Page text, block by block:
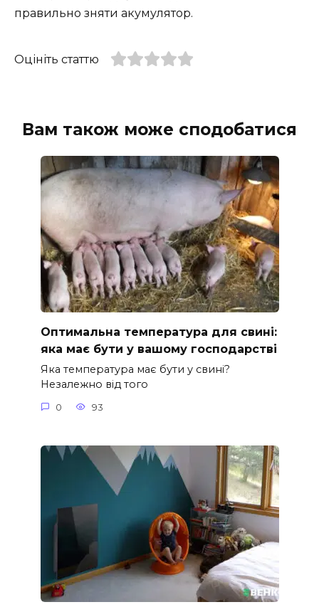
правильно зняти акумулятор.
Оцініть статтю
Вам також може сподобатися
Оптимальна температура для свині:
яка має бути у вашому господарстві
Яка температура має бути у свині?
Незалежно від того
0 93